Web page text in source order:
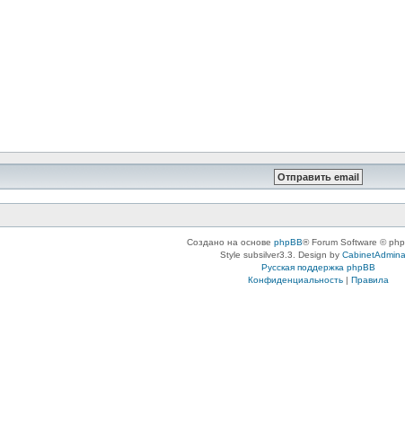
Создано на основе phpBB® Forum Software ©
Style subsilver3.3. Design by
Русская поддержка phpBB
Конфиденциальность| Правила